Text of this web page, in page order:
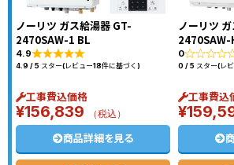
ノーリツ ガス給湯器 GT-
2470SAW-1 BL
4.9
4.9 / 5 スター(レビュー18件に基づく)
工事費込価格
¥156,839 （税込）
商品詳細を見る
ノーリツ
0
0 / 5 スター(レ
工事費込
¥